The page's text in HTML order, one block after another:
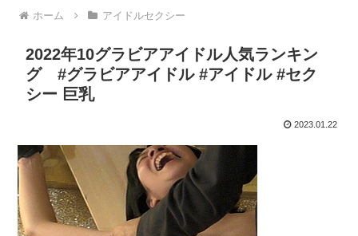
ホーム アイドルセクシー
2022年10グラビアアイドル人気ランキン
グ #グラビアアイドル #アイドル #セク
シー 巨乳
2023.01.22